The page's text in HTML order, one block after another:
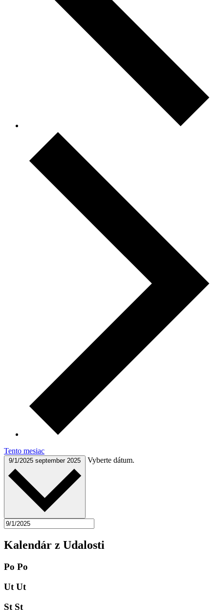
Tento mesiac
9/1/2025 september 2025 Vyberte dátum.
Kalendár z Udalosti
Po Po
Ut Ut
St St